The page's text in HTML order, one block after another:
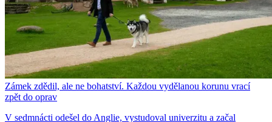
Zámek zdědil, ale ne bohatství. Každou vydělanou korunu vrací
zpět do oprav
V sedmnácti odešel do Anglie, vystudoval univerzitu a začal